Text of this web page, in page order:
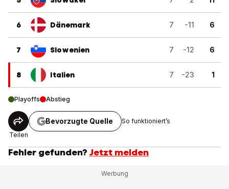
6 Dänemark 7 -11 6
7 Slowenien 7 -12 6
8 Italien 7 -23 1
Playoffs Abstieg
Teilen
Bevorzugte Quelle So funktioniert’s
Fehler gefunden? Jetzt melden